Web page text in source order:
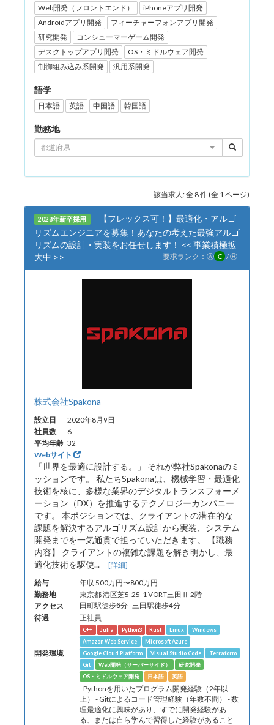
Web開発（フロントエンド）
iPhoneアプリ開発
Androidアプリ開発
フィーチャーフォンアプリ開発
研究開発
コンシューマーゲーム開発
デスクトップアプリ開発
OS・ミドルウェア開発
制御組み込み系開発
汎用系開発
語学
日本語 英語 中国語 韓国語
勤務地
都道府県
該当求人: 全 8 件 (全 1 ページ)
2028年新卒採用
【フレックス可！】最適化・アルゴ
リズムエンジニアを募集！あなたの考えた最強アルゴ
リズムの設計・実装をお任せします！ << 事業積極拡
大中 >>
要求ランク： Ⓐ C /Ⓗ-
株式会社Spakona
設立日
2020年8月9日
社員数
6
平均年齢 32
Webサイト
「世界を最適に設計する。」 それが弊社Spakonaのミ
ッションです。 私たちSpakonaは、機械学習・最適化
技術を核に、多様な業界のデジタルトランスフォーメ
ーション（DX）を推進するテクノロジーカンパニー
です。 本ポジションでは、クライアントの潜在的な
課題を解決するアルゴリズム設計から実装、システム
開発までを一気通貫で担っていただきます。 【職務
内容】 クライアントの複雑な課題を解き明かし、最
適化技術を駆使... [詳細]
給与
年収 500万円〜800万円
勤務地
東京都 港区芝5-25-1 VORT三田Ⅱ 2階
アクセス
田町駅徒歩6分 三田駅徒歩4分
待遇 正社員
開発環境
C++ Julia Python3 Rust Linux
Windows
Amazon Web Service
Microsoft Azure
Google Cloud Platform
Visual Studio Code
Terraform
Git
Web開発（サーバーサイド）
研究開発
OS・ミドルウェア開発
日本語 英語
- Pythonを用いたプログラム開発経験（2年以
上） - Gitによるコード管理経験（年数不問） - 数
理最適化に興味があり、すでに開発経験があ
る、または自ら学んで習得した経験があること